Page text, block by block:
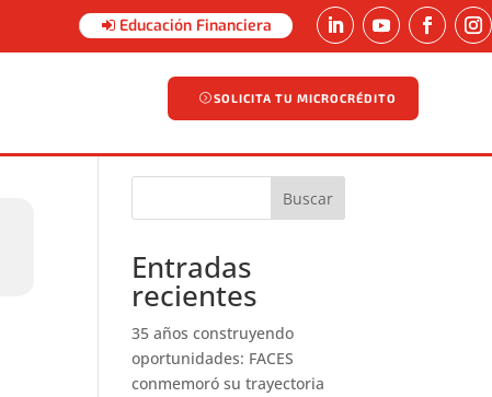
Educación Financiera
SOLICITA TU MICROCRÉDITO
SOLICITA TU MICROCRÉDITO
Buscar
Entradas
recientes
35 años construyendo
oportunidades: FACES
conmemoró su trayectoria